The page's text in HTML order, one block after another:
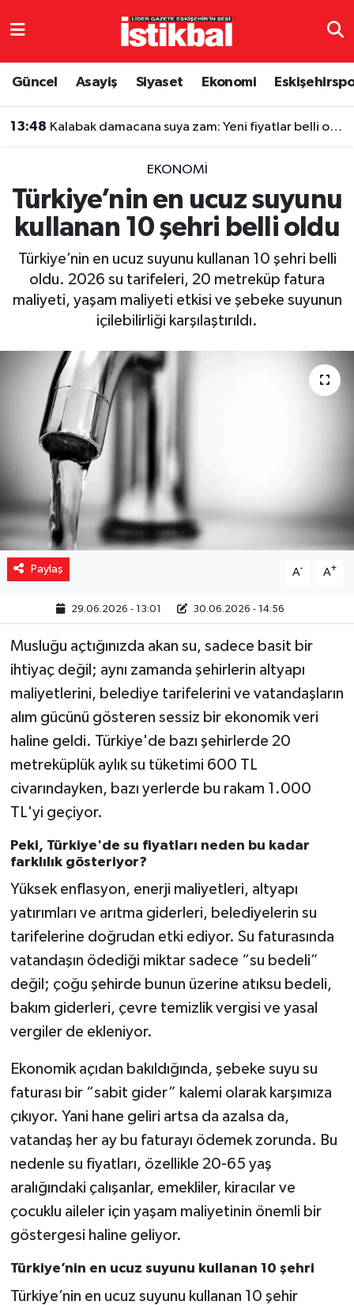
Güncel Asayiş Siyaset Ekonomi
13:48 Kalabak damacana suya zam: Yeni fiyatlar belli oldu
EKONOMI
Türkiye’nin en ucuz suyunu
kullanan 10 şehri belli oldu
Türkiye’nin en ucuz suyunu kullanan 10 şehri belli
oldu. 2026 su tarifeleri, 20 metreküp fatura
maliyeti, yaşam maliyeti etkisi ve şebeke suyunun
içilebilirliği karşılaştırıldı.
Paylaş A- A+
29.06.2026 - 13:01 30.06.2026 - 14:56
Musluğu açtığınızda akan su, sadece basit bir
ihtiyaç değil; aynı zamanda şehirlerin altyapı
maliyetlerini, belediye tarifelerini ve vatandaşların
alım gücünü gösteren sessiz bir ekonomik veri
haline geldi. Türkiye'de bazı şehirlerde 20
metreküplük aylık su tüketimi 600 TL
civarındayken, bazı yerlerde bu rakam 1.000
TL'yi geçiyor.
Peki, Türkiye'de su fiyatları neden bu kadar
farklılık gösteriyor?
Yüksek enflasyon, enerji maliyetleri, altyapı
yatırımları ve arıtma giderleri, belediyelerin su
tarifelerine doğrudan etki ediyor. Su faturasında
vatandaşın ödediği miktar sadece “su bedeli”
değil; çoğu şehirde bunun üzerine atıksu bedeli,
bakım giderleri, çevre temizlik vergisi ve yasal
vergiler de ekleniyor.
Ekonomik açıdan bakıldığında, şebeke suyu su
faturası bir “sabit gider” kalemi olarak karşımıza
çıkıyor. Yani hane geliri artsa da azalsa da,
vatandaş her ay bu faturayı ödemek zorunda. Bu
nedenle su fiyatları, özellikle 20-65 yaş
aralığındaki çalışanlar, emekliler, kiracılar ve
çocuklu aileler için yaşam maliyetinin önemli bir
göstergesi haline geliyor.
Türkiye’nin en ucuz suyunu kullanan 10 şehri
Türkiye’nin en ucuz suyunu kullanan 10 şehir
Eskişehirspor
Spor
Eğitim
Ekonomi
Yaşam
Resmi ilanlar
Eskişehir Nöbetçi Eczaneler
TFF 3.Lig 4.Grup Puan Durumu ve Fikstür
Tüm Manşetler
Son Dakika Haberleri